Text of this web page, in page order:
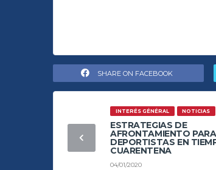
SHARE ON FACEBOOK
INTERÉS GÉNÉRAL NOTICIAS
ESTRATEGIAS DE
AFRONTAMIENTO PARA
DEPORTISTAS EN
CUARENTENA
04/01/2020